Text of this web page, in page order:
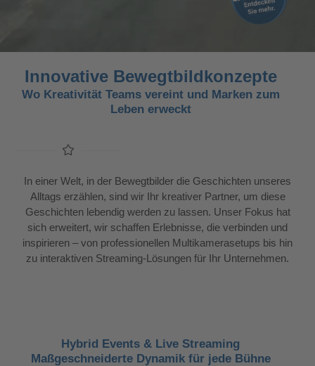
Innovative Bewegtbildkonzepte
Wo Kreativität Teams vereint und Marken zum
Leben erweckt
In einer Welt, in der Bewegtbilder die Geschichten unseres
Alltags erzählen, sind wir Ihr kreativer Partner, um diese
Geschichten lebendig werden zu lassen. Unser Fokus hat
sich erweitert, wir schaffen Erlebnisse, die verbinden und
inspirieren – von professionellen Multikamerasetups bis hin
zu interaktiven Streaming-Lösungen für Ihr Unternehmen.
Hybrid Events & Live Streaming
Maßgeschneiderte Dynamik für jede Bühne